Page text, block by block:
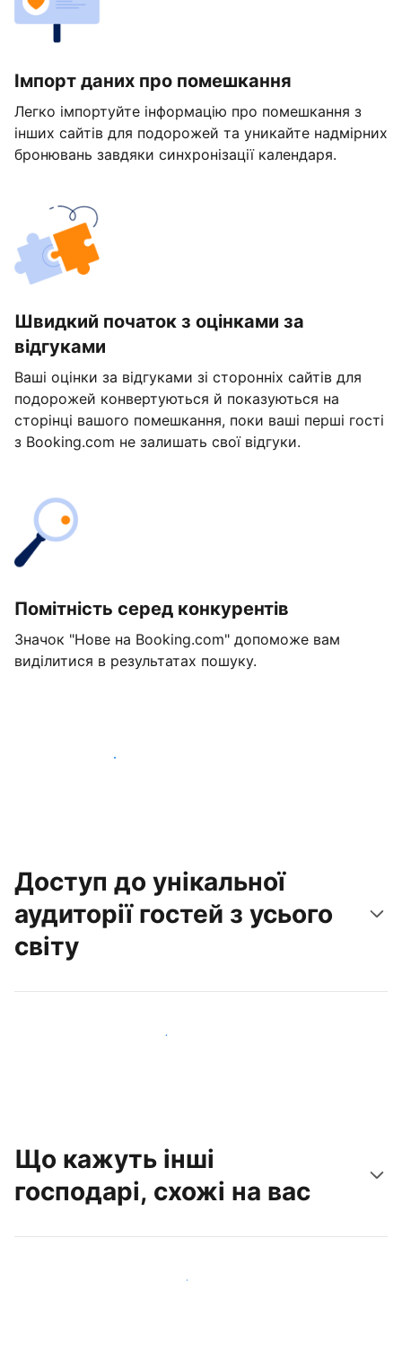
Імпорт даних про помешкання
Легко імпортуйте інформацію про помешкання з
інших сайтів для подорожей та уникайте надмірних
бронювань завдяки синхронізації календаря.
Швидкий початок з оцінками за
відгуками
Ваші оцінки за відгуками зі сторонніх сайтів для
подорожей конвертуються й показуються на
сторінці вашого помешкання, поки ваші перші гості
з Booking.com не залишать свої відгуки.
Помітність серед конкурентів
Значок "Нове на Booking.com" допоможе вам
виділитися в результатах пошуку.
Розпочати вже сьогодні
Доступ до унікальної
аудиторії гостей з усього
світу
Привабити нових гостей вже сьогодні
Що кажуть інші
господарі, схожі на вас
Приєднуйтеся до господарів, схожих на вас